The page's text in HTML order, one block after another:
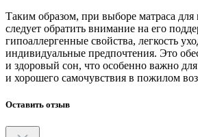
Таким образом, при выборе матраса
следует обратить внимание на его
гипоаллергенные свойства, легкость
индивидуальные предпочтения. Это
и здоровый сон, что особенно важно
и хорошего самочувствия в пожилом
Оставить отзыв